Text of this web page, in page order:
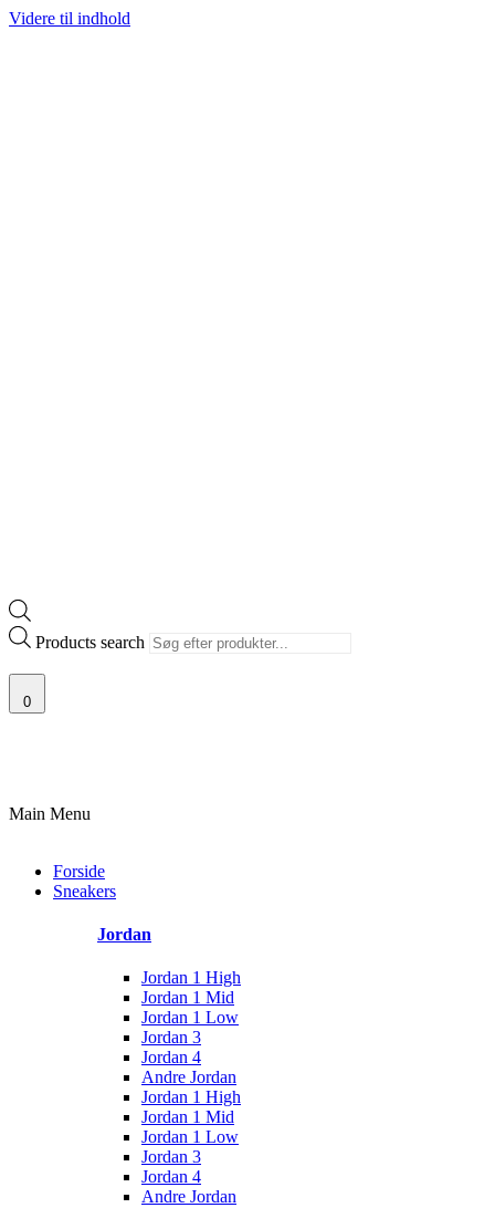
Videre til indhold
Products search
0
Main Menu
Forside
Sneakers
Jordan
Jordan 1 High
Jordan 1 Mid
Jordan 1 Low
Jordan 3
Jordan 4
Andre Jordan
Jordan 1 High
Jordan 1 Mid
Jordan 1 Low
Jordan 3
Jordan 4
Andre Jordan